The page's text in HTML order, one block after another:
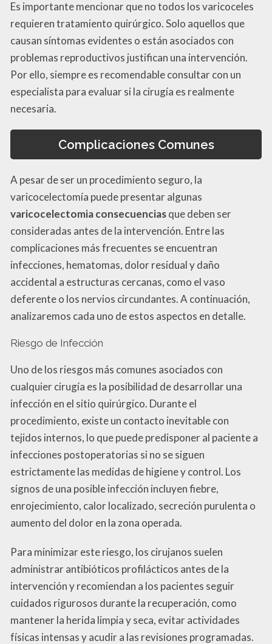
Es importante mencionar que no todos los varicoceles
requieren tratamiento quirúrgico. Solo aquellos que
causan síntomas evidentes o están asociados con
problemas reproductivos justifican una intervención.
Por ello, siempre es recomendable consultar con un
especialista para evaluar si la cirugía es realmente
necesaria.
Complicaciones Comunes
A pesar de ser un procedimiento seguro, la
varicocelectomía puede presentar algunas
varicocelectomia consecuenciasque deben ser
consideradas antes de la intervención. Entre las
complicaciones más frecuentes se encuentran
infecciones, hematomas, dolor residual y daño
accidental a estructuras cercanas, como el vaso
deferente o los nervios circundantes. A continuación,
analizaremos cada uno de estos aspectos en detalle.
Riesgo de Infección
Uno de los riesgos más comunes asociados con
cualquier cirugía es la posibilidad de desarrollar una
infección en el sitio quirúrgico. Durante el
procedimiento, existe un contacto inevitable con
tejidos internos, lo que puede predisponer al paciente a
infecciones postoperatorias si no se siguen
estrictamente las medidas de higiene y control. Los
signos de una posible infección incluyen fiebre,
enrojecimiento, calor localizado, secreción purulenta o
aumento del dolor en la zona operada.
Para minimizar este riesgo, los cirujanos suelen
administrar antibióticos profilácticos antes de la
intervención y recomiendan a los pacientes seguir
cuidados rigurosos durante la recuperación, como
mantener la herida limpia y seca, evitar actividades
físicas intensas y acudir a las revisiones programadas.